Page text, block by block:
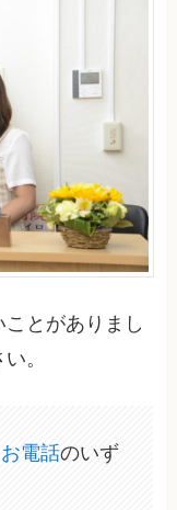
とがありまし
。
お電話のいず